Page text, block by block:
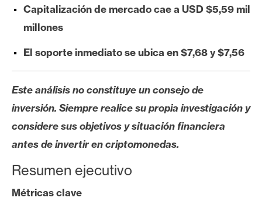
n
á
i
s
N
o
t
a
s
Capitalización de mercado cae a USD $5,59 mil
millones
El soporte inmediato se ubica en $7,68 y $7,56
Este análisis no constituye un consejo de
inversión. Siempre realice su propia investigación y
considere sus objetivos y situación financiera
antes de invertir en criptomonedas.
Resumen ejecutivo
Métricas clave